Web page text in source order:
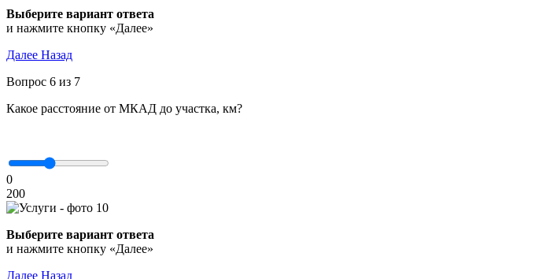
Выберите вариант ответа
и нажмите кнопку «Далее»
Далее Назад
Вопрос 6 из 7
Какое расстояние от МКАД до участка, км?
0
200
Выберите вариант ответа
и нажмите кнопку «Далее»
Далее Назад